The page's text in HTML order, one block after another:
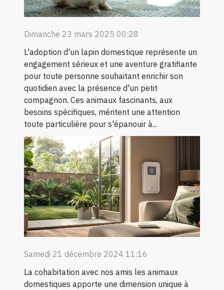
Dimanche 23 mars 2025 00:28
L'adoption d'un lapin domestique représente un
engagement sérieux et une aventure gratifiante
pour toute personne souhaitant enrichir son
quotidien avec la présence d'un petit
compagnon. Ces animaux fascinants, aux
besoins spécifiques, méritent une attention
toute particulière pour s'épanouir à...
Samedi 21 décembre 2024 11:16
La cohabitation avec nos amis les animaux
domestiques apporte une dimension unique à